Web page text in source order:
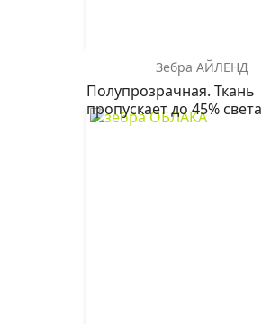
Зебра АЙЛЕНД
Полупрозрачная. Ткань
пропускает до 45% света
зебра
АЙЛЕНД
0225